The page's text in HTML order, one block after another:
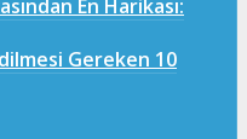
En Harikası:
Gereken 10